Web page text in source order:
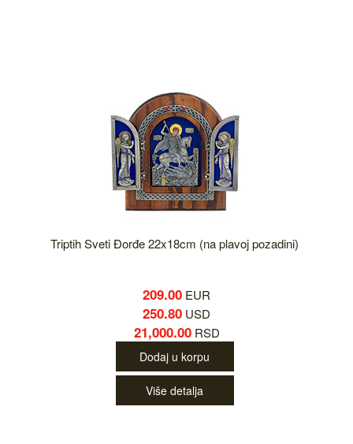
Triptih Sveti Đorđe 22x18cm (na plavoj pozadini)
209.00 EUR
250.80 USD
21,000.00RSD
Dodaj u korpu
Više detalja